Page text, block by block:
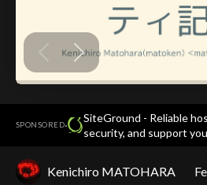
SPONSORED·
SiteGround - Reliable
security, and support
Kenichiro MATOHARA